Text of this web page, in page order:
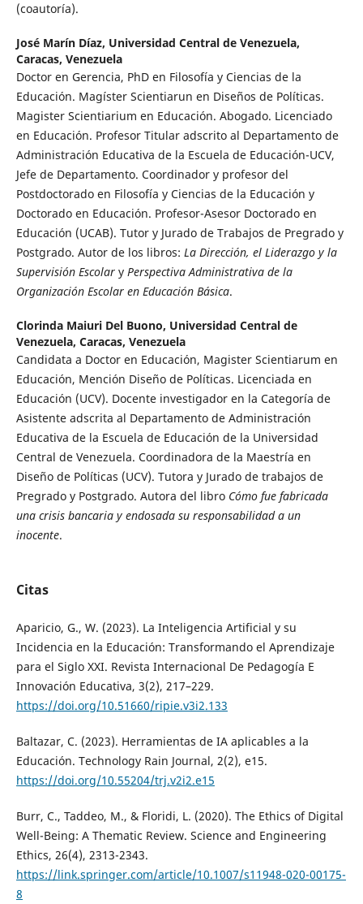
(coautoría).
José Marín Díaz, Universidad Central de Venezuela,
Caracas, Venezuela
Doctor en Gerencia, PhD en Filosofía y Ciencias de la
Educación. Magíster Scientiarun en Diseños de Políticas.
Magister Scientiarium en Educación. Abogado. Licenciado
en Educación. Profesor Titular adscrito al Departamento de
Administración Educativa de la Escuela de Educación-UCV,
Jefe de Departamento. Coordinador y profesor del
Postdoctorado en Filosofía y Ciencias de la Educación y
Doctorado en Educación. Profesor-Asesor Doctorado en
Educación (UCAB). Tutor y Jurado de Trabajos de Pregrado y
Postgrado. Autor de los libros: La Dirección, el Liderazgo y la
Supervisión Escolary Perspectiva Administrativa de la
Organización Escolar en Educación Básica.
Clorinda Maiuri Del Buono, Universidad Central de
Venezuela, Caracas, Venezuela
Candidata a Doctor en Educación, Magister Scientiarum en
Educación, Mención Diseño de Políticas. Licenciada en
Educación (UCV). Docente investigador en la Categoría de
Asistente adscrita al Departamento de Administración
Educativa de la Escuela de Educación de la Universidad
Central de Venezuela. Coordinadora de la Maestría en
Diseño de Políticas (UCV). Tutora y Jurado de trabajos de
Pregrado y Postgrado. Autora del libro Cómo fue fabricada
una crisis bancaria y endosada su responsabilidad a un
inocente.
Citas
Aparicio, G., W. (2023). La Inteligencia Artificial y su
Incidencia en la Educación: Transformando el Aprendizaje
para el Siglo XXI. Revista Internacional De Pedagogía E
Innovación Educativa, 3(2), 217–229.
https://doi.org/10.51660/ripie.v3i2.133
Baltazar, C. (2023). Herramientas de IA aplicables a la
Educación. Technology Rain Journal, 2(2), e15.
https://doi.org/10.55204/trj.v2i2.e15
Burr, C., Taddeo, M., & Floridi, L. (2020). The Ethics of Digital
Well-Being: A Thematic Review. Science and Engineering
Ethics, 26(4), 2313-2343.
https://link.springer.com/article/10.1007/s11948-020-00175-
8